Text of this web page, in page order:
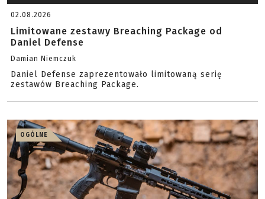
02.08.2026
Limitowane zestawy Breaching Package od
Daniel Defense
Damian Niemczuk
Daniel Defense zaprezentowało limitowaną serię
zestawów Breaching Package.
OGÓLNE